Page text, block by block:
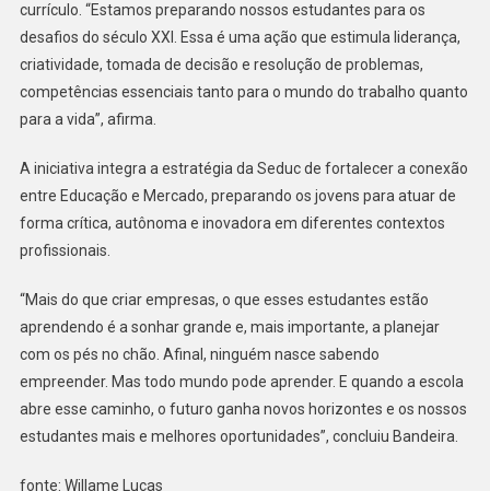
currículo. “Estamos preparando nossos estudantes para os
desafios do século XXI. Essa é uma ação que estimula liderança,
criatividade, tomada de decisão e resolução de problemas,
competências essenciais tanto para o mundo do trabalho quanto
para a vida”, afirma.
A iniciativa integra a estratégia da Seduc de fortalecer a conexão
entre Educação e Mercado, preparando os jovens para atuar de
forma crítica, autônoma e inovadora em diferentes contextos
profissionais.
“Mais do que criar empresas, o que esses estudantes estão
aprendendo é a sonhar grande e, mais importante, a planejar
com os pés no chão. Afinal, ninguém nasce sabendo
empreender. Mas todo mundo pode aprender. E quando a escola
abre esse caminho, o futuro ganha novos horizontes e os nossos
estudantes mais e melhores oportunidades”, concluiu Bandeira.
fonte: Willame Lucas